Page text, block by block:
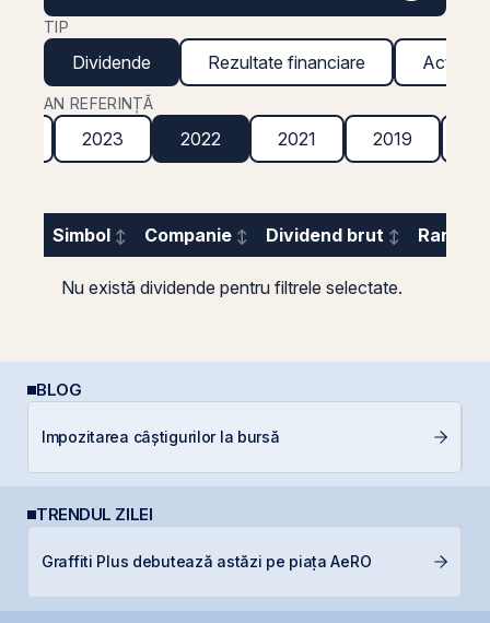
TIP
Dividende Rezultate financiare Acțiuni
AN REFERINȚĂ
2023 2022 2021 2019
Simbol Companie Dividend brut
Nu există dividende pentru filtrele selectate.
BLOG
Impozitarea câștigurilor la bursă
TRENDUL ZILEI
Graffiti Plus debutează astăzi pe piața AeRO